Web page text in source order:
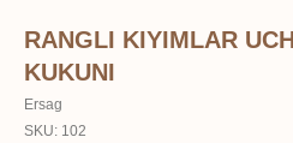
RANGLI KIYIMLAR
KUKUNI
Ersag
SKU: 102